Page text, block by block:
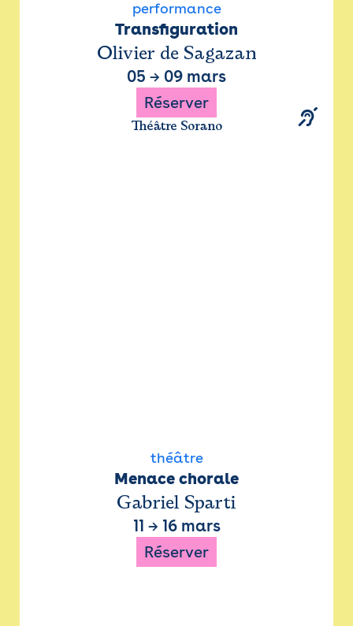
performance
Transfiguration
Olivier de Sagazan
05 → 09 mars
Réserver
Théâtre Sorano
théâtre
Menace chorale
Gabriel Sparti
11 → 16 mars
Réserver